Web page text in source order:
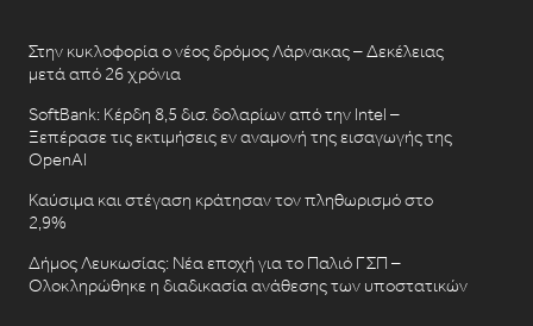
Στην κυκλοφορία ο νέος δρόμος Λάρνακας – Δεκέλειας
μετά από 26 χρόνια
SoftBank: Κέρδη 8,5 δισ. δολαρίων από την Intel –
Ξεπέρασε τις εκτιμήσεις εν αναμονή της εισαγωγής της
OpenAI
Καύσιμα και στέγαση κράτησαν τον πληθωρισμό στο
2,9%
Δήμος Λευκωσίας: Νέα εποχή για το Παλιό ΓΣΠ –
Ολοκληρώθηκε η διαδικασία ανάθεσης των υποστατικών